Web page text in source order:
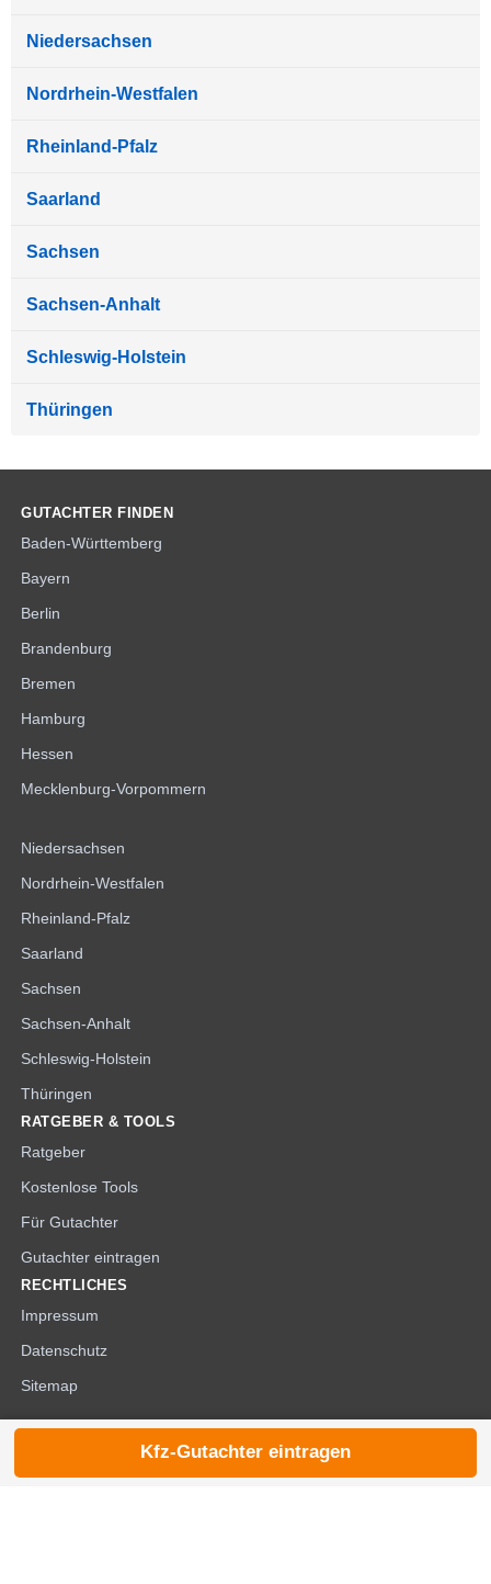
Niedersachsen
Nordrhein-Westfalen
Rheinland-Pfalz
Saarland
Sachsen
Sachsen-Anhalt
Schleswig-Holstein
Thüringen
GUTACHTER FINDEN
Baden-Württemberg
Bayern
Berlin
Brandenburg
Bremen
Hamburg
Hessen
Mecklenburg-Vorpommern
Niedersachsen
Nordrhein-Westfalen
Rheinland-Pfalz
Saarland
Sachsen
Sachsen-Anhalt
Schleswig-Holstein
Thüringen
RATGEBER & TOOLS
Ratgeber
Kostenlose Tools
Für Gutachter
Gutachter eintragen
RECHTLICHES
Impressum
Datenschutz
Sitemap
© 2026 die-kfzgutachter.de |
Kfz-Gutachter eintragen